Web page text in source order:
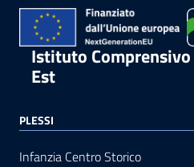
Istituto
Est
PLESSI
Infanzia Centro Storico